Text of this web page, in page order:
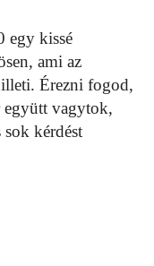
egy kissé
ami az
Érezni fogod,
együtt vagytok,
sok kérdést